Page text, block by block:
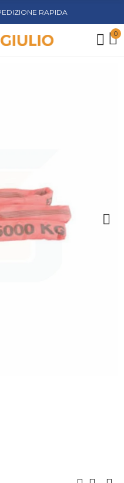
RAPIDA
0